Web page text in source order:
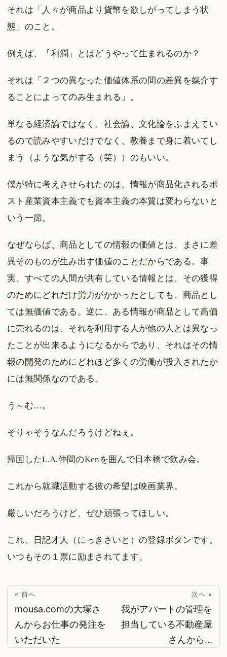
それは「人々が商品より貨幣を欲しがってしまう状
態」のこと。
例えば、「利潤」とはどうやって生まれるのか？
それは「２つの異なった価値体系の間の差異を媒介す
ることによってのみ生まれる」。
単なる経済論ではなく、社会論、文化論をふまえてい
るので読みやすいだけでなく、教養まで身に着いてし
まう（ような気がする（笑））のもいい。
僕が特に考えさせられたのは、情報が商品化されるポ
スト産業資本主義でも資本主義の本質は変わらないと
いう一節。
なぜならば、商品としての情報の価値とは、まさに差
異そのものが生み出す価値のことだからである。事
実、すべての人間が共有している情報とは、その獲得
のためにどれだけ労力がかかったとしても、商品とし
ては無価値である。逆に、ある情報が商品として高価
に売れるのは、それを利用する人が他の人とは異なっ
たことが出来るようになるからであり、それはその情
報の開発のためにどれほど多くの労働が投入されたか
には無関係なのである。
う～む…。
そりゃそうなんだろうけどねぇ。
帰国したL.A.仲間のKenを囲んで日本橋で飲み会。
これから就職活動する彼の希望は映画業界。
厳しいだろうけど、ぜひ頑張ってほしい。
これ、日記才人（にっきさいと）の登録ボタンです。
いつもその１票に励まされてます。
« 前へ
mousa.comの大塚さ
んからお仕事の発注を
いただいた
次へ »
我がアパートの管理を
担当している不動産屋
さんから…